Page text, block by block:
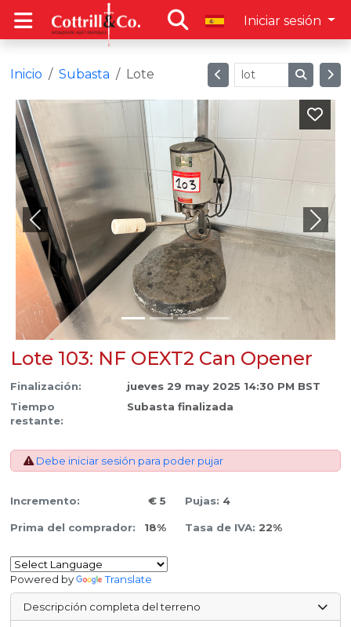
Iniciar sesión
Inicio Subasta Lote
Previous Next
Lote 103: NF OEXT2 Can Opener
Finalización:
jueves 29 may 2025 14:30 PM BST
Tiempo
restante:
Subasta finalizada
Debe iniciar sesión para poder pujar
Incremento: € 5 Pujas: 4
Prima del comprador: 18% Tasa de IVA: 22%
Powered by Translate
Descripción completa del terreno